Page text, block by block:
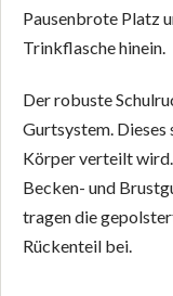
Pausenbrote Platz
Trinkflasche hinein.
Der robuste
Gurtsystem. Dieses
Körper verteilt
Becken- und
tragen die
Rückenteil bei.